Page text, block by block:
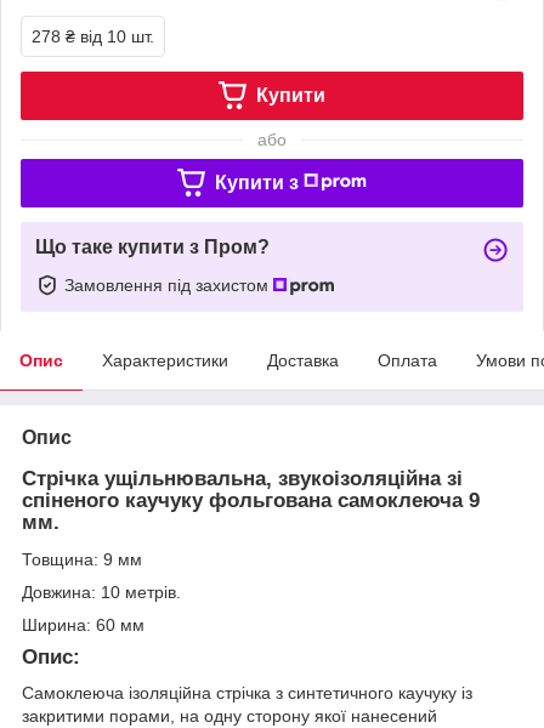
278 ₴ від 10 шт.
Купити
або
Купити з
Що таке купити з Пром?
Замовлення під захистом
Опис Характеристики Доставка Оплата Умови
Опис
Стрічка ущільнювальна, звукоізоляційна зі
спіненого каучуку фольгована самоклеюча 9
мм.
Товщина: 9 мм
Довжина: 10 метрів.
Ширина: 60 мм
Опис:
Самоклеюча ізоляційна стрічка з синтетичного каучуку із
закритими порами, на одну сторону якої нанесений